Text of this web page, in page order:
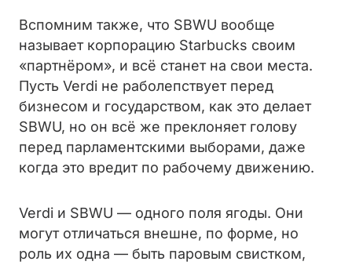
Вспомним также, что SBWU вообще
называет корпорацию Starbucks своим
«партнёром», и всё станет на свои места.
Пусть Verdi не раболепствует перед
бизнесом и государством, как это делает
SBWU, но он всё же преклоняет голову
перед парламентскими выборами, даже
когда это вредит по рабочему движению.
Verdi и SBWU — одного поля ягоды. Они
могут отличаться внешне, по форме, но
роль их одна — быть паровым свистком,